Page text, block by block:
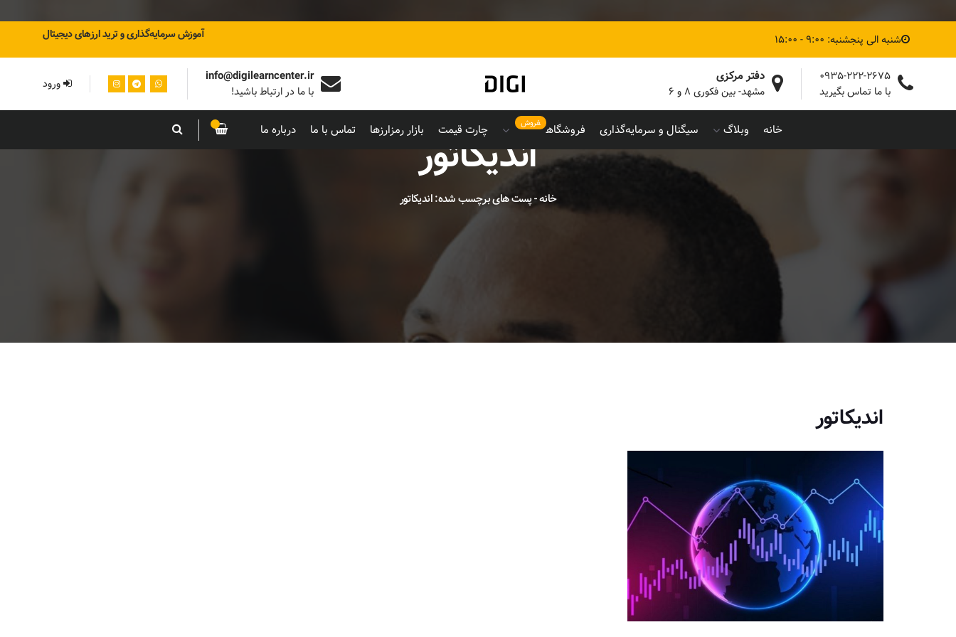
شنبه الی پنجشنبه: 9:00 - 15:00 آموزش سرمایه‌گذاری و ترید ارزهای دیجیتال
0935-222-2675
با ما تماس بگیرید
دفتر مرکزی
مشهد- بین فکوری ۸ و ۶
info@digilearncenter.ir
با ما در ارتباط باشید! ورود
خانه وبلاگ سیگنال و سرمایه‌گذاری فروشگاه فروش چارت قیمت بازار رمزارزها تماس با ما درباره ما اندیکاتور
خانه-پست های برچسب شده: اندیکاتور
اندیکاتور